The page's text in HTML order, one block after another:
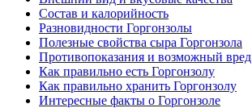
Состав и калорийность
Разновидности Горгонзолы
Полезные свойства сыра Горгонзола
Противопоказания и возможный вред
Как правильно есть Горгонзолу
Как правильно хранить Горгонзолу
Интересные факты о Горгонзоле